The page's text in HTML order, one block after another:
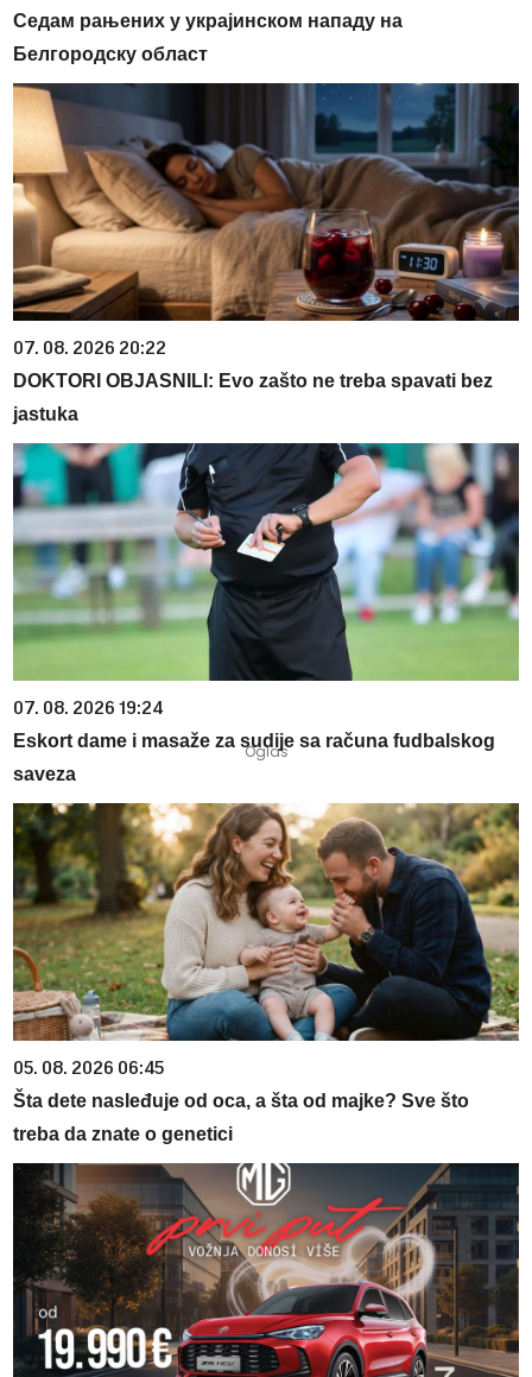
Седам рањених у украјинском нападу на
Белгородску област
07. 08. 2026 20:22
DOKTORI OBJASNILI: Evo zašto ne treba spavati bez
jastuka
07. 08. 2026 19:24
Eskort dame i masaže za sudije sa računa fudbalskog
saveza
05. 08. 2026 06:45
Šta dete nasleđuje od oca, a šta od majke? Sve što
treba da znate o genetici